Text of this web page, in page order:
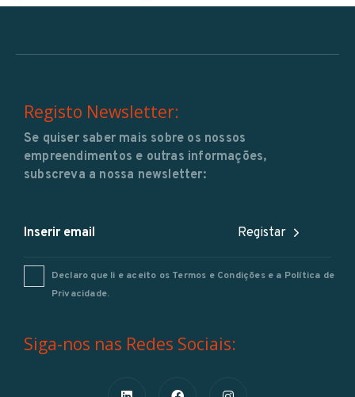
Registo Newsletter:
Se quiser saber mais sobre os nossos
empreendimentos e outras informações,
subscreva a nossa newsletter:
Registar
Declaro que li e aceito os Termos e Condiçõese a Política de
Privacidade.
Siga-nos nas Redes Sociais: